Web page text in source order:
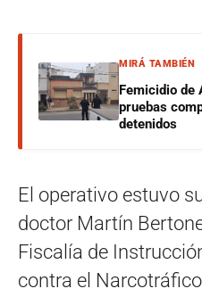
MIRÁ TAMBIÉN
Femicidio de
pruebas
detenidos
El operativo estuvo
doctor Martín
Fiscalía de
contra el